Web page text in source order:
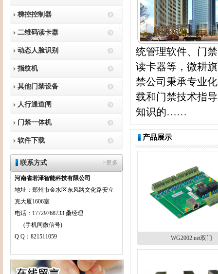
梯控控制器
二维码读卡器
动态人脸识别
指纹机
其他门禁设备
人行通道闸
门禁一体机
软件下载
联系方式 >更多
河南省若泽智能科技有限公司
地址：郑州市金水区东风路文化路安立
克大厦1606室
电话：17729768733 桑经理
(手机同微信号)
Q Q：821511059
统管理软件、门
读卡器等，微耕
禁公司秉承专业
载和门禁技术指
知识的……
产品展示
WG2002.net双门